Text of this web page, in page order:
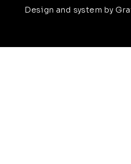
Design and system by